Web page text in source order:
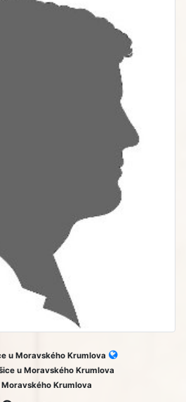
u Moravského Krumlova
u Moravského Krumlova
Moravského Krumlova